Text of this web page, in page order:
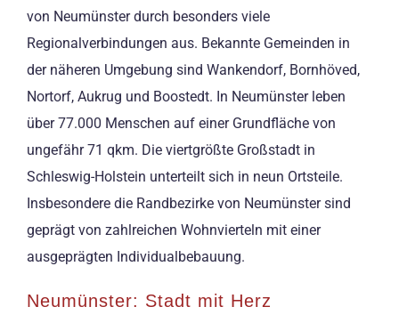
von Neumünster durch besonders viele
Regionalverbindungen aus. Bekannte Gemeinden in
der näheren Umgebung sind Wankendorf, Bornhöved,
Nortorf, Aukrug und Boostedt. In Neumünster leben
über 77.000 Menschen auf einer Grundfläche von
ungefähr 71 qkm. Die viertgrößte Großstadt in
Schleswig-Holstein unterteilt sich in neun Ortsteile.
Insbesondere die Randbezirke von Neumünster sind
geprägt von zahlreichen Wohnvierteln mit einer
ausgeprägten Individualbebauung.
Neumünster: Stadt mit Herz